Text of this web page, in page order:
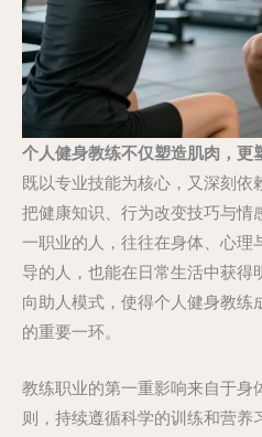
个人健身教练不仅塑造肌肉，更
既以专业技能为核心，又深刻依
把健康知识、行为改变技巧与情
一职业的人，往往在身体、心理
导的人，也能在日常生活中获得
向助人模式，使得个人健身教练
的重要一环。
教练职业的第一重影响来自于身
则，持续遵循科学的训练和营养